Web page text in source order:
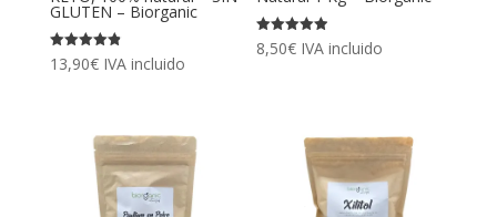
GLUTEN – Biorganic
Valorado
con
13,90€ IVA incluido
Valorado
con
8,50€ IVA incluido